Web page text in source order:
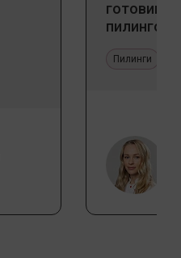
готовим
пилингов
Пилинги